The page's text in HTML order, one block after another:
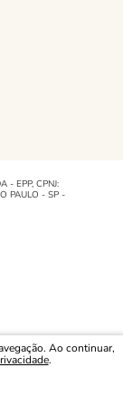
Ao continuar,
.
- EPP, CPNJ:
PAULO - SP -